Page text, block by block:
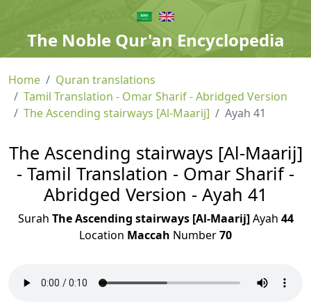
The Noble Qur'an Encyclopedia
Home
Quran translations
Tamil Translation - Omar Sharif - Abridged Version
The Ascending stairways [Al-Maarij]
Ayah 41
The Ascending stairways [Al-Maarij]
- Tamil Translation - Omar Sharif -
Abridged Version - Ayah 41
Surah The Ascending stairways [Al-Maarij]Ayah 44
Location Maccah Number70